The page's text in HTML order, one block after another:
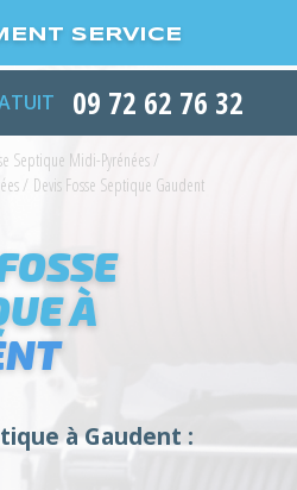
SERVICE
09 72 62 76 32
Septique Midi-Pyrénées /
/ Devis Fosse Septique Gaudent
À
à Gaudent :